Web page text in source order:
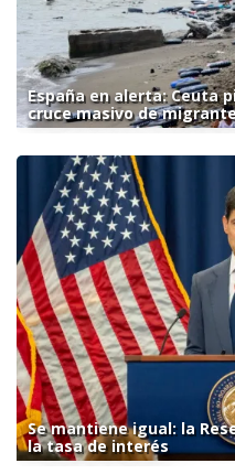
España en alerta: Ceuta
cruce masivo de
Se mantiene igual: la
la tasa de interés